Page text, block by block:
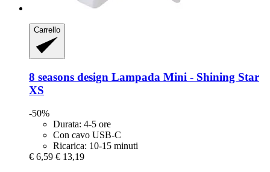
Carrello
8 seasons design Lampada Mini -​ Shining Star
XS
-50%
Durata: 4-5 ore
Con cavo USB-C
Ricarica: 10-15 minuti
€ 6,59 € 13,19